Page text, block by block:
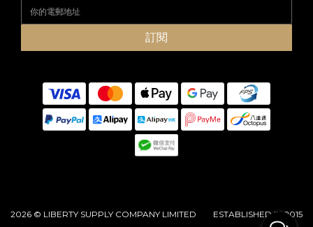
訂閱
2026 © LIBERTY SUPPLY COMPANY LIMITED ESTABLISHED IN 2015